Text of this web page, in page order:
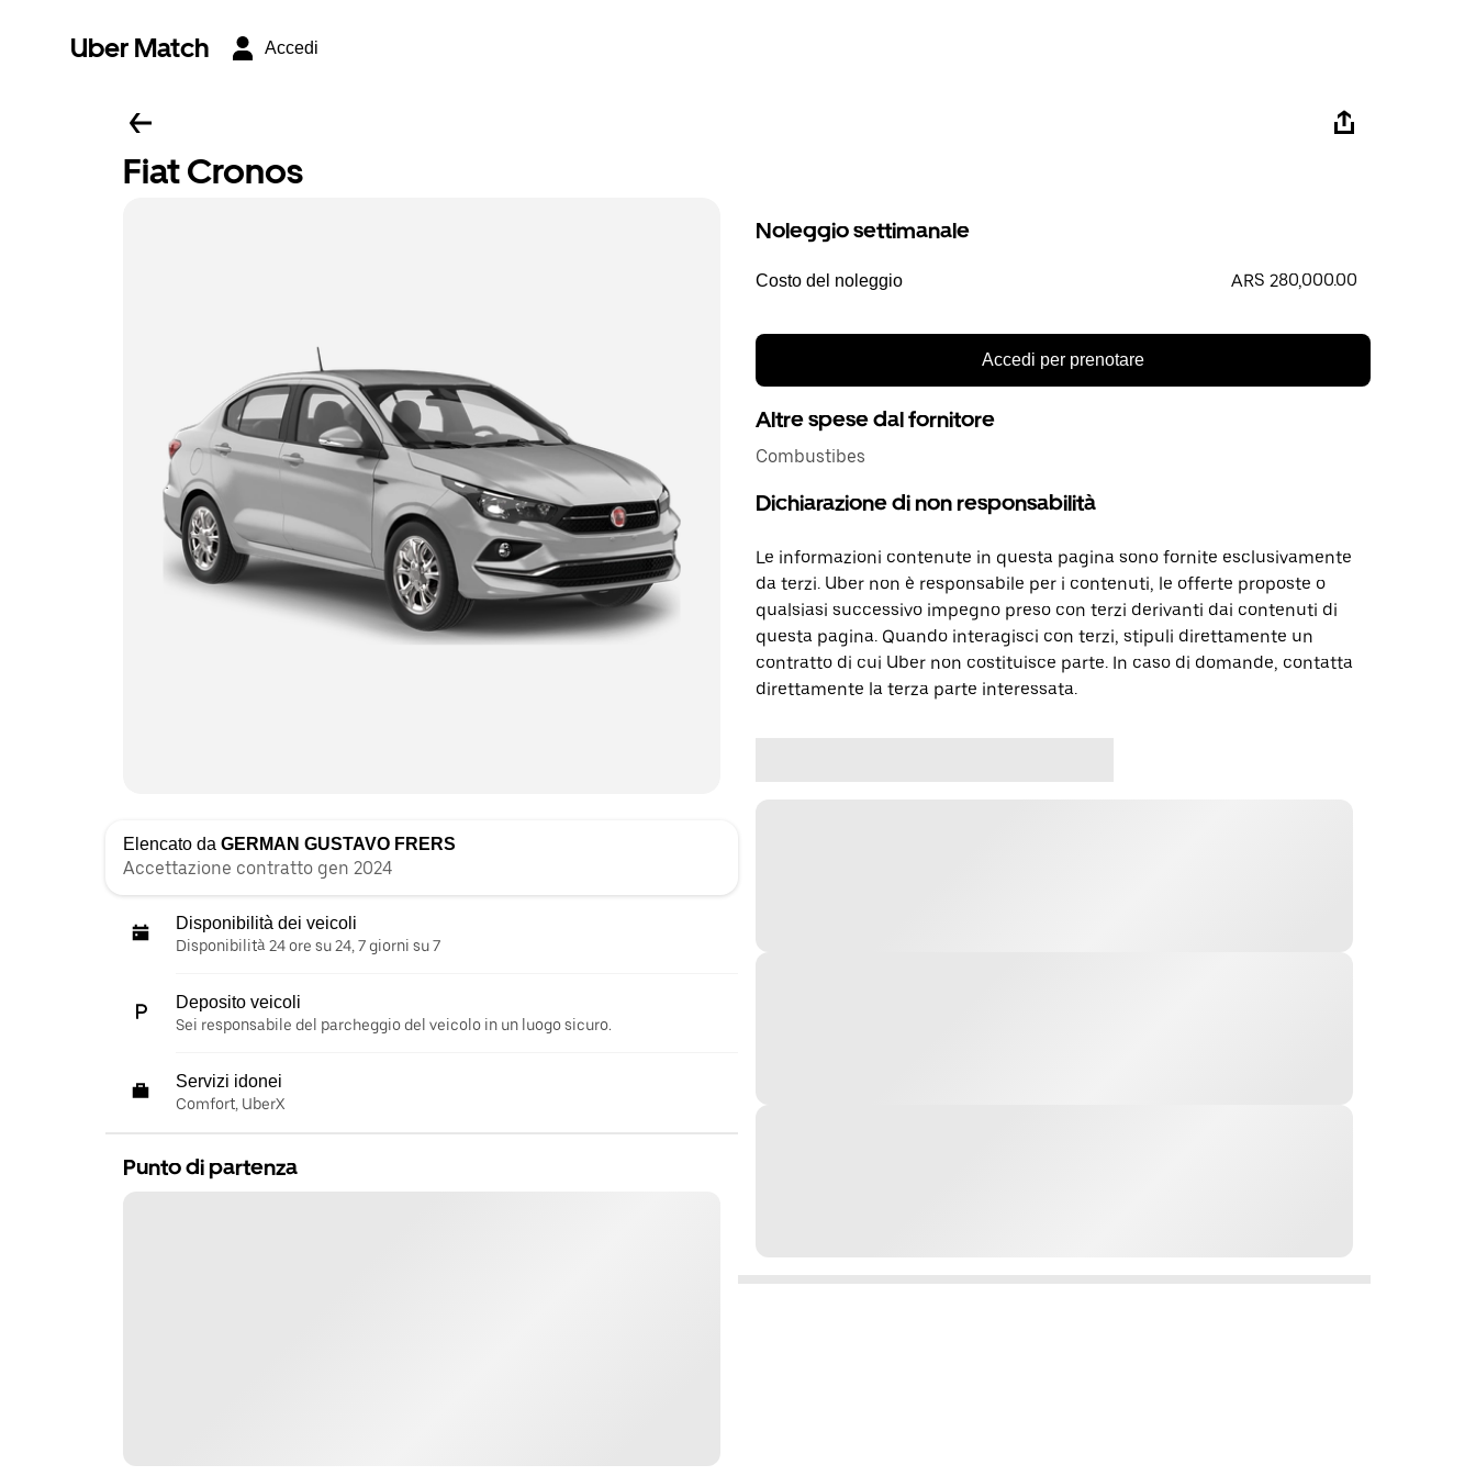
Uber Match Accedi
Fiat Cronos
Elencato da GERMAN GUSTAVO FRERS
Accettazione contratto gen 2024
Disponibilità dei veicoli
Disponibilità 24 ore su 24, 7 giorni su 7
Deposito veicoli
Sei responsabile del parcheggio del veicolo in un luogo sicuro.
Servizi idonei
Comfort, UberX
Punto di partenza
Noleggio settimanale
Costo del noleggio ARS 280,000.00
Accedi per prenotare
Altre spese dal fornitore
Combustibes
Dichiarazione di non responsabilità
Le informazioni contenute in questa pagina sono fornite esclusivamente
da terzi. Uber non è responsabile per i contenuti, le offerte proposte o
qualsiasi successivo impegno preso con terzi derivanti dai contenuti di
questa pagina. Quando interagisci con terzi, stipuli direttamente un
contratto di cui Uber non costituisce parte. In caso di domande, contatta
direttamente la terza parte interessata.